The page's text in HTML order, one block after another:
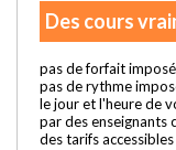
Des cours
pas de forfait imposé
pas de rythme
le jour et l'heure de
par des enseignants
des tarifs accessibles